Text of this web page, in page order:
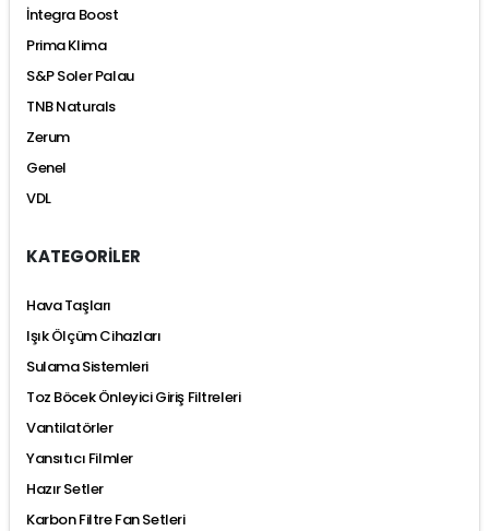
İntegra Boost
Prima Klima
S&P Soler Palau
TNB Naturals
Zerum
Genel
VDL
KATEGORİLER
Hava Taşları
Işık Ölçüm Cihazları
Sulama Sistemleri
Toz Böcek Önleyici Giriş Filtreleri
Vantilatörler
Yansıtıcı Filmler
Hazır Setler
Karbon Filtre Fan Setleri